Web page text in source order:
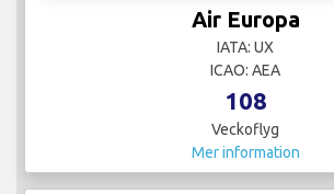
Air Europa
IATA: UX
ICAO: AEA
108
Veckoflyg
Mer information